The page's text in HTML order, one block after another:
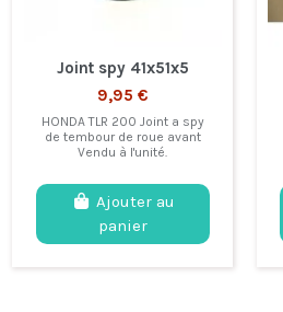
Joint spy 41x51x5
9,95 €
HONDA TLR 200 Joint a spy
de tembour de roue avant
Vendu à l'unité.
Ajouter au
panier